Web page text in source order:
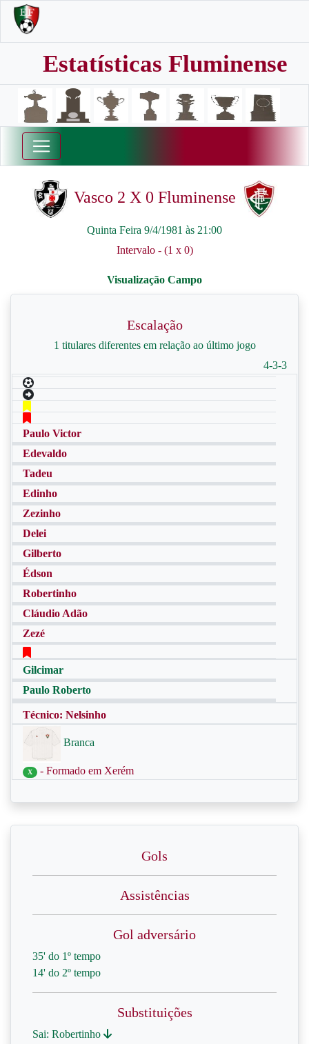
Estatísticas Fluminense
Vasco 2 X 0 Fluminense
Quinta Feira 9/4/1981 às 21:00
Intervalo - (1 x 0)
Escalação
1 titulares diferentes em relação ao último jogo
4-3-3
Paulo Victor
Edevaldo
Tadeu
Edinho
Zezinho
Delei
Gilberto
Édson
Robertinho
Cláudio Adão
Zezé
Gilcimar
Paulo Roberto
Técnico: Nelsinho
Branca
X - Formado em Xerém
Gols
Assistências
Gol adversário
35' do 1º tempo
14' do 2º tempo
Substituições
Sai: Robertinho